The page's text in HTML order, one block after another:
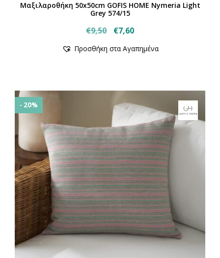
Μαξιλαροθήκη 50x50cm GOFIS HOME Nymeria Light
Grey 574/15
€9,50
Original
was:
€7,60Η
τιμή
Προσθήκη στα Αγαπημένα
- 20%